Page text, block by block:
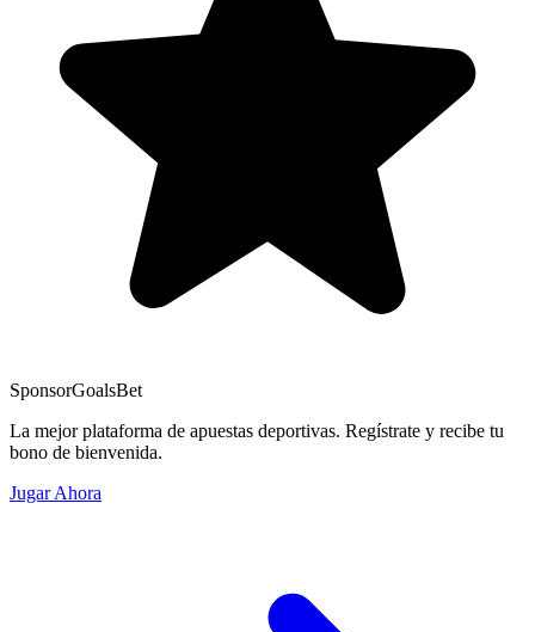
SponsorGoalsBet
La mejor plataforma de apuestas deportivas. Regístrate y recibe tu
bono de bienvenida.
Jugar Ahora